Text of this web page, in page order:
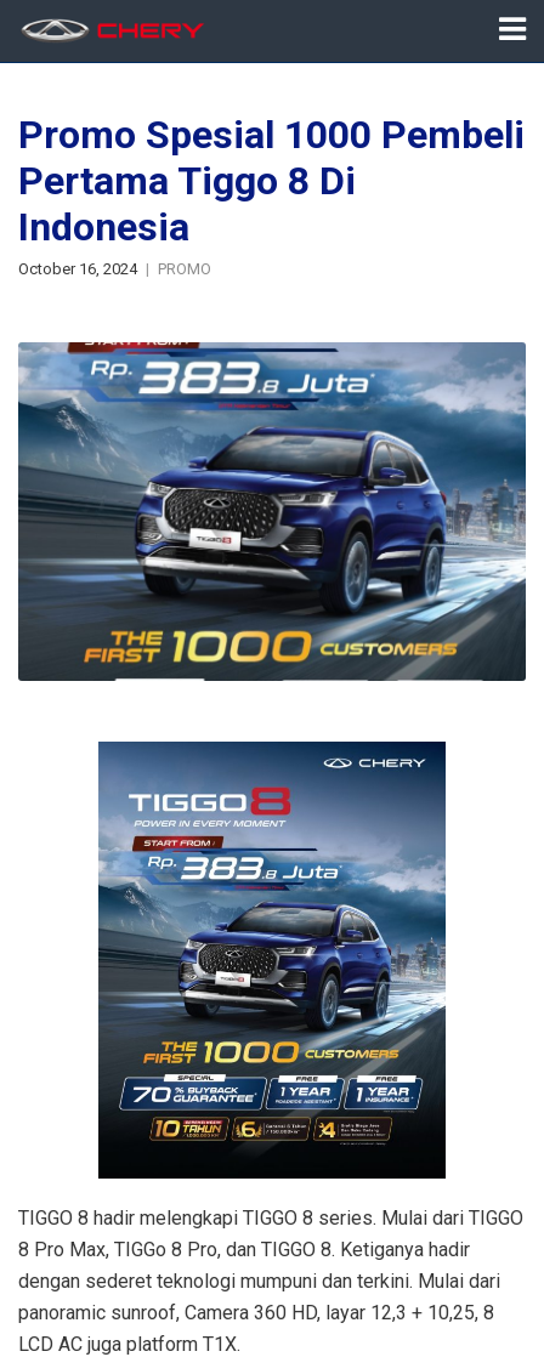
Promo Spesial 1000 Pembeli
Pertama Tiggo 8 Di
Indonesia
October 16, 2024 PROMO
TIGGO 8 hadir melengkapi TIGGO 8 series. Mulai dari TIGGO
8 Pro Max, TIGGo 8 Pro, dan TIGGO 8. Ketiganya hadir
dengan sederet teknologi mumpuni dan terkini. Mulai dari
panoramic sunroof, Camera 360 HD, layar 12,3 + 10,25, 8
LCD AC juga platform T1X.